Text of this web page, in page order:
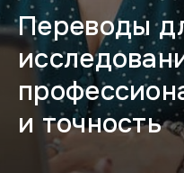
Переводы
и точность